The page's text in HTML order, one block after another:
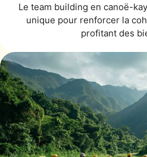
Le team building en canoë-
unique pour renforcer la
profitant des